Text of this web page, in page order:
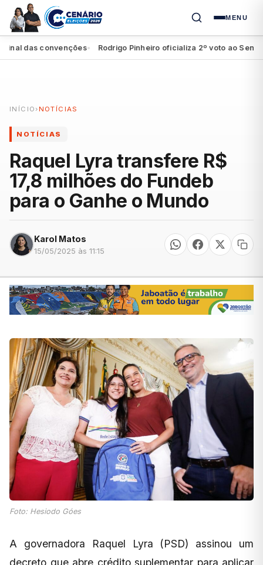
MENU
das convenções● Rodrigo Pinheiro oficializa 2º voto ao Senado
INÍCIO › NOTÍCIAS
NOTÍCIAS
Raquel Lyra transfere R$
17,8 milhões do Fundeb
para o Ganhe o Mundo
Karol Matos
15/05/2025 às 11:15
Foto: Hesiodo Góes
A governadora Raquel Lyra (PSD) assinou um
decreto que abre crédito suplementar para aplicar